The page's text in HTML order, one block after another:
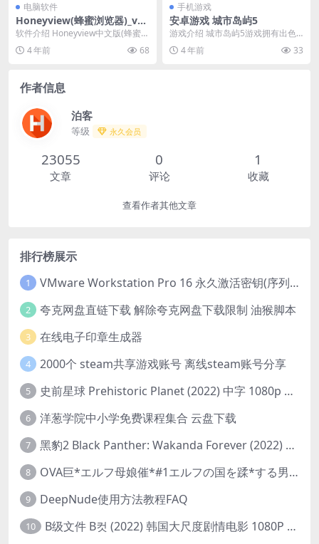
电脑软件
Honeyview(蜂蜜浏览器)_v5.
49.0 中文绿色版
软件介绍 Honeyview中文版(蜂蜜浏
览器)是一款免费的图像查看器及功
能强大...
4 年前 68
手机游戏
安卓游戏 城市岛屿5
游戏介绍 城市岛屿5游戏拥有出色
的图像细节和真实感。目睹属于自
己的岛屿如何变得生...
4 年前 33
作者信息
泊客
等级 永久会员
23055
文章
0
评论
1
收藏
查看作者其他文章
排行榜展示
1 VMware Workstation Pro 16 永久激活密钥(序列号)
2 夸克网盘直链下载 解除夸克网盘下载限制 油猴脚本
3 在线电子印章生成器
4 2000个 steam共享游戏账号 离线steam账号分享
5 史前星球 Prehistoric Planet (2022) 中字 1080p 高清 阿里云盘 2022.5.27已更新全集
6 洋葱学院中小学免费课程集合 云盘下载
7 黑豹2 Black Panther: Wakanda Forever (2022) 高清版
8 OVA巨*エルフ母娘催*#1エルフの国を蹂*する男。汚された女王と姫
9 DeepNude使用方法教程FAQ
10 B级文件 B컷 (2022) 韩国大尺度剧情电影 1080P 中字